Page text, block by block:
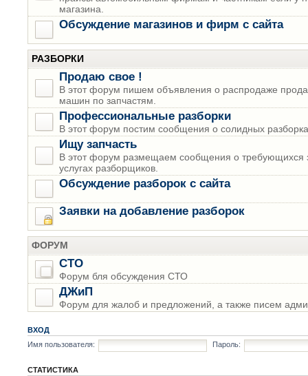
магазина.
Обсуждение магазинов и фирм с сайта
РАЗБОРКИ
Продаю свое !
В этот форум пишем объявления о распродаже
машин по запчастям.
Профессиональные разборки
В этот форум постим сообщения о солидных
Ищу запчасть
В этот форум размещаем сообщения о требующихся
услугах разборщиков.
Обсуждение разборок с сайта
Заявки на добавление разборок
ФОРУМ
СТО
Форум бля обсуждения СТО
ДЖиП
Форум для жалоб и предложений, а также писем
ВХОД
Имя пользователя:
Пароль:
СТАТИСТИКА